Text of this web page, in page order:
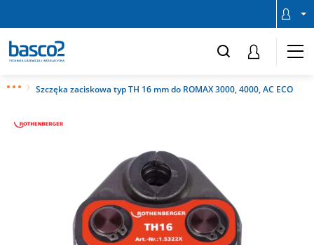
Szczęka zaciskowa typ TH 16 mm do ROMAX 3000, 4000, AC ECO